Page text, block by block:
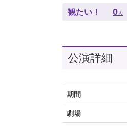
観たい！ 0 人
公演詳細
期間
劇場